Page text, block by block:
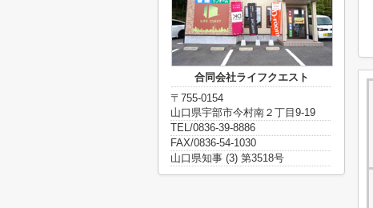
合同会社ライフクエスト
〒755-0154
山口県宇部市今村南２丁目9-19
TEL/0836-39-8886
FAX/0836-54-1030
山口県知事 (3) 第3518号